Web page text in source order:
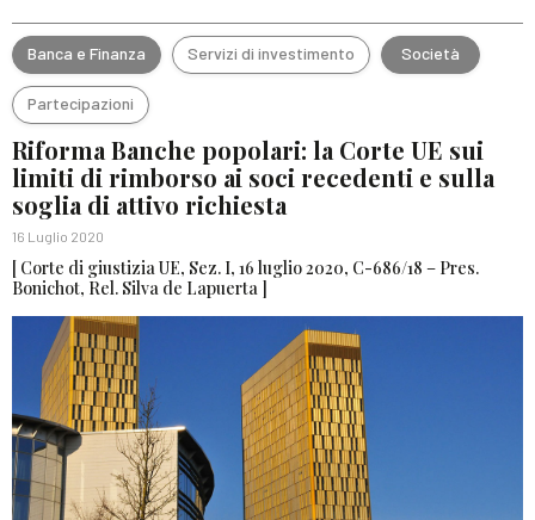
Banca e Finanza Servizi di investimento Società
Partecipazioni
Riforma Banche popolari: la Corte UE sui
limiti di rimborso ai soci recedenti e sulla
soglia di attivo richiesta
16 Luglio 2020
[ Corte di giustizia UE, Sez. I, 16 luglio 2020, C-686/18 – Pres.
Bonichot, Rel. Silva de Lapuerta ]